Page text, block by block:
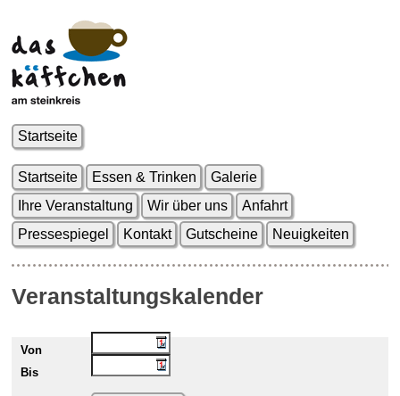
Startseite
Startseite Essen & Trinken
Galerie
Ihre Veranstaltung
Wir über uns
Anfahrt
Pressespiegel
Kontakt Gutscheine Neuigkeiten
Veranstaltungskalender
Von
Bis